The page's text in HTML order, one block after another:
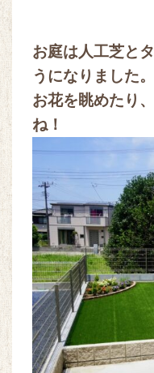
お庭は人工芝と
うになりました。
お花を眺めたり
ね！